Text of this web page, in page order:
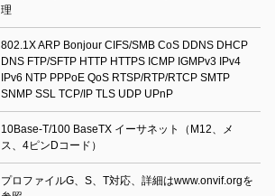
理
802.1X ARP Bonjour CIFS/SMB CoS DDNS DHCP
DNS FTP/SFTP HTTP HTTPS ICMP IGMPv3 IPv4
IPv6 NTP PPPoE QoS RTSP/RTP/RTCP SMTP
SNMP SSL TCP/IP TLS UDP UPnP
10Base-T/100 BaseTX イーサネット（M12、メ
ス、4ピンDコード）
プロファイルG、S、T対応、詳細はwww.onvif.orgを